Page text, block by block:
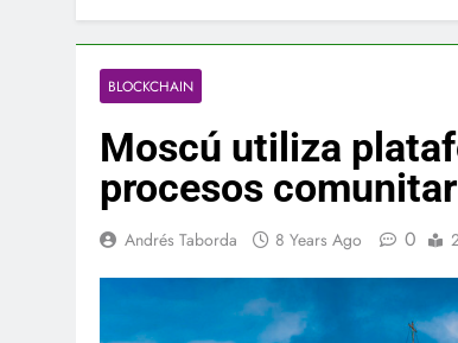
BLOCKCHAIN
Moscú utiliza
procesos
Andrés Taborda 8 Years Ago 0